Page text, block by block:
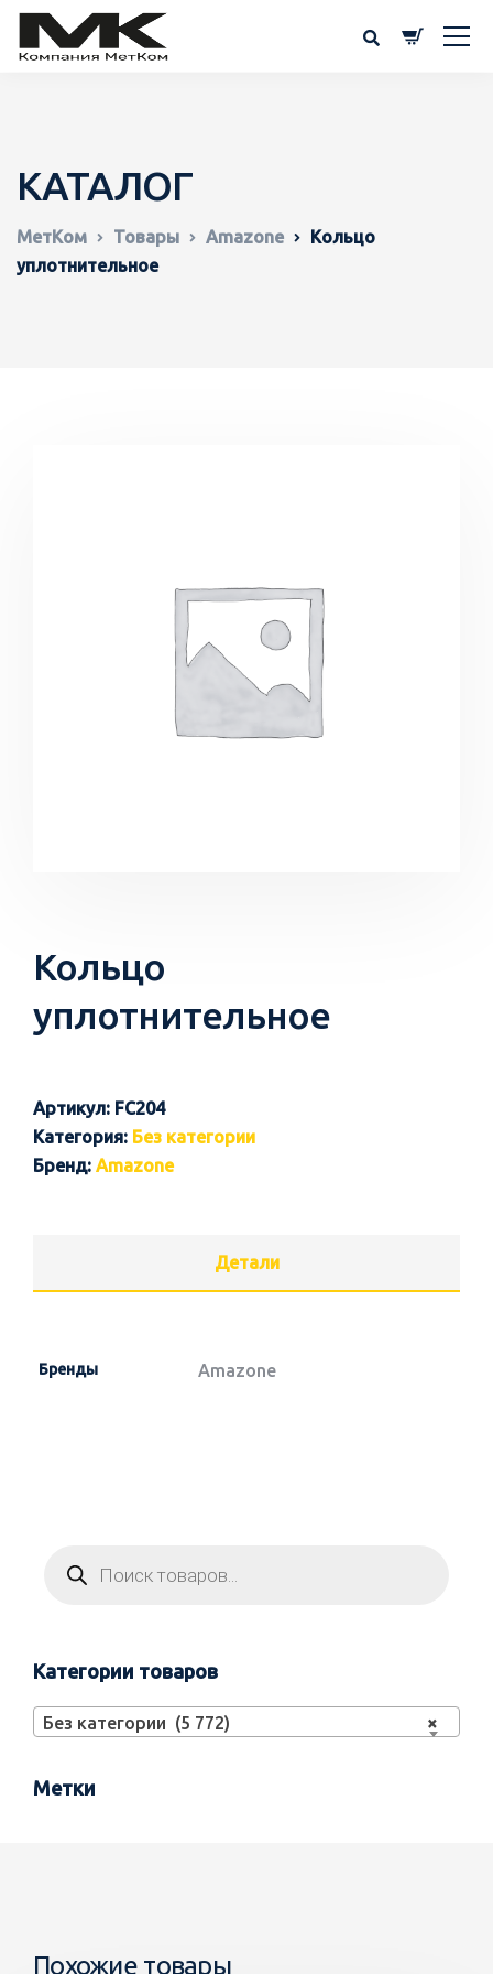
КАТАЛОГ
МетКом Товары Amazone
Кольцо
уплотнительное
Кольцо
уплотнительное
Артикул: FC204
Категория: Без категории
Бренд: Amazone
Детали
Бренды Amazone
Категории товаров
×
Без категории (5 772)
Метки
Похожие товары